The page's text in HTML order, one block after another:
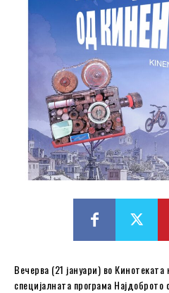
Вечерва (21 јануари) во
специјалната програма Најдоброто